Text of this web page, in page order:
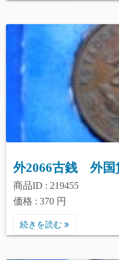
外2066古銭 外国
商品ID : 219455
価格 : 370 円
続きを読む